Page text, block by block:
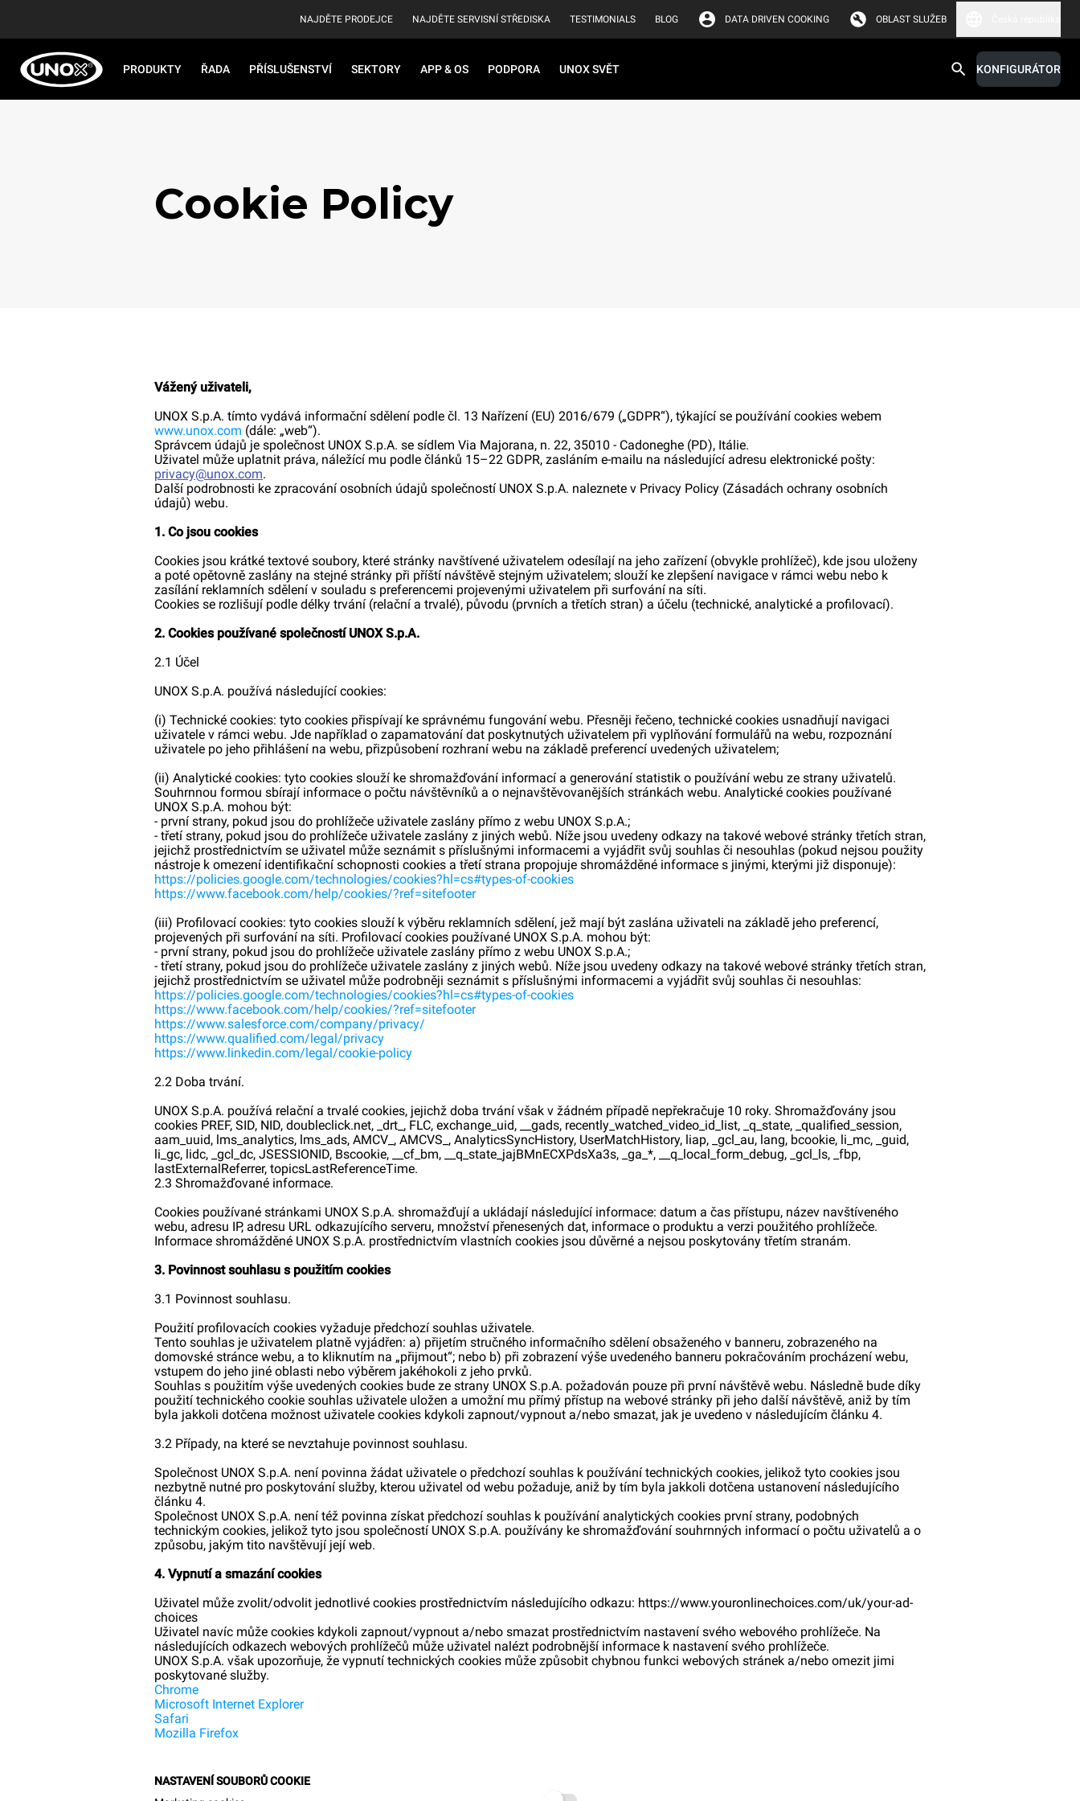
NAJDĚTE PRODEJCE NAJDĚTE SERVISNÍ STŘEDISKA TESTIMONIALS BLOG DATA DRIVEN COOKING OBLAST SLUŽEB
PRODUKTY ŘADA PŘÍSLUŠENSTVÍ SEKTORY APP & OS PODPORA UNOX SVĚT KONFIGURÁTOR
Cookie Policy
Vážený uživateli,
UNOX S.p.A. tímto vydává informační sdělení podle čl. 13 Nařízení (EU) 2016/679 („GDPR“), týkající se používání cookies webem
www.unox.com (dále: „web“).
Správcem údajů je společnost UNOX S.p.A. se sídlem Via Majorana, n. 22, 35010 - Cadoneghe (PD), Itálie.
Uživatel může uplatnit práva, náležící mu podle článků 15–22 GDPR, zasláním e-mailu na následující adresu elektronické pošty:
privacy@unox.com.
Další podrobnosti ke zpracování osobních údajů společností UNOX S.p.A. naleznete v Privacy Policy (Zásadách ochrany osobních
údajů) webu.
1. Co jsou cookies
Cookies jsou krátké textové soubory, které stránky navštívené uživatelem odesílají na jeho zařízení (obvykle prohlížeč), kde jsou uloženy
a poté opětovně zaslány na stejné stránky při příští návštěvě stejným uživatelem; slouží ke zlepšení navigace v rámci webu nebo k
zasílání reklamních sdělení v souladu s preferencemi projevenými uživatelem při surfování na síti.
Cookies se rozlišují podle délky trvání (relační a trvalé), původu (prvních a třetích stran) a účelu (technické, analytické a profilovací).
2. Cookies používané společností UNOX S.p.A.
2.1 Účel
UNOX S.p.A. používá následující cookies:
(i) Technické cookies: tyto cookies přispívají ke správnému fungování webu. Přesněji řečeno, technické cookies usnadňují navigaci
uživatele v rámci webu. Jde například o zapamatování dat poskytnutých uživatelem při vyplňování formulářů na webu, rozpoznání
uživatele po jeho přihlášení na webu, přizpůsobení rozhraní webu na základě preferencí uvedených uživatelem;
(ii) Analytické cookies: tyto cookies slouží ke shromažďování informací a generování statistik o používání webu ze strany uživatelů.
Souhrnnou formou sbírají informace o počtu návštěvníků a o nejnavštěvovanějších stránkách webu. Analytické cookies používané
UNOX S.p.A. mohou být:
- první strany, pokud jsou do prohlížeče uživatele zaslány přímo z webu UNOX S.p.A.;
- třetí strany, pokud jsou do prohlížeče uživatele zaslány z jiných webů. Níže jsou uvedeny odkazy na takové webové stránky třetích stran,
jejichž prostřednictvím se uživatel může seznámit s příslušnými informacemi a vyjádřit svůj souhlas či nesouhlas (pokud nejsou použity
nástroje k omezení identifikační schopnosti cookies a třetí strana propojuje shromážděné informace s jinými, kterými již disponuje):
https://policies.google.com/technologies/cookies?hl=cs#types-of-cookies
https://www.facebook.com/help/cookies/?ref=sitefooter
(iii) Profilovací cookies: tyto cookies slouží k výběru reklamních sdělení, jež mají být zaslána uživateli na základě jeho preferencí,
projevených při surfování na síti. Profilovací cookies používané UNOX S.p.A. mohou být:
- první strany, pokud jsou do prohlížeče uživatele zaslány přímo z webu UNOX S.p.A.;
- třetí strany, pokud jsou do prohlížeče uživatele zaslány z jiných webů. Níže jsou uvedeny odkazy na takové webové stránky třetích stran,
jejichž prostřednictvím se uživatel může podrobněji seznámit s příslušnými informacemi a vyjádřit svůj souhlas či nesouhlas:
https://policies.google.com/technologies/cookies?hl=cs#types-of-cookies
https://www.facebook.com/help/cookies/?ref=sitefooter
https://www.salesforce.com/company/privacy/
https://www.qualified.com/legal/privacy
https://www.linkedin.com/legal/cookie-policy
2.2 Doba trvání.
UNOX S.p.A. používá relační a trvalé cookies, jejichž doba trvání však v žádném případě nepřekračuje 10 roky. Shromažďovány jsou
cookies PREF, SID, NID, doubleclick.net, _drt_, FLC, exchange_uid, __gads, recently_watched_video_id_list, _q_state, _qualified_session,
aam_uuid, lms_analytics, lms_ads, AMCV_, AMCVS_, AnalyticsSyncHistory, UserMatchHistory, liap, _gcl_au, lang, bcookie, li_mc, _guid,
li_gc, lidc, _gcl_dc, JSESSIONID, Bscookie, __cf_bm, __q_state_jajBMnECXPdsXa3s, _ga_*, __q_local_form_debug, _gcl_ls, _fbp,
lastExternalReferrer, topicsLastReferenceTime.
2.3 Shromažďované informace.
Cookies používané stránkami UNOX S.p.A. shromažďují a ukládají následující informace: datum a čas přístupu, název navštíveného
webu, adresu IP, adresu URL odkazujícího serveru, množství přenesených dat, informace o produktu a verzi použitého prohlížeče.
Informace shromážděné UNOX S.p.A. prostřednictvím vlastních cookies jsou důvěrné a nejsou poskytovány třetím stranám.
3. Povinnost souhlasu s použitím cookies
3.1 Povinnost souhlasu.
Použití profilovacích cookies vyžaduje předchozí souhlas uživatele.
Tento souhlas je uživatelem platně vyjádřen: a) přijetím stručného informačního sdělení obsaženého v banneru, zobrazeného na
domovské stránce webu, a to kliknutím na „přijmout“; nebo b) při zobrazení výše uvedeného banneru pokračováním procházení webu,
vstupem do jeho jiné oblasti nebo výběrem jakéhokoli z jeho prvků.
Souhlas s použitím výše uvedených cookies bude ze strany UNOX S.p.A. požadován pouze při první návštěvě webu. Následně bude díky
použití technického cookie souhlas uživatele uložen a umožní mu přímý přístup na webové stránky při jeho další návštěvě, aniž by tím
byla jakkoli dotčena možnost uživatele cookies kdykoli zapnout/vypnout a/nebo smazat, jak je uvedeno v následujícím článku 4.
3.2 Případy, na které se nevztahuje povinnost souhlasu.
Společnost UNOX S.p.A. není povinna žádat uživatele o předchozí souhlas k používání technických cookies, jelikož tyto cookies jsou
nezbytně nutné pro poskytování služby, kterou uživatel od webu požaduje, aniž by tím byla jakkoli dotčena ustanovení následujícího
článku 4.
Společnost UNOX S.p.A. není též povinna získat předchozí souhlas k používání analytických cookies první strany, podobných
technickým cookies, jelikož tyto jsou společností UNOX S.p.A. používány ke shromažďování souhrnných informací o počtu uživatelů a o
způsobu, jakým tito navštěvují její web.
4. Vypnutí a smazání cookies
Uživatel může zvolit/odvolit jednotlivé cookies prostřednictvím následujícího odkazu: https://www.youronlinechoices.com/uk/your-ad-
choices
Uživatel navíc může cookies kdykoli zapnout/vypnout a/nebo smazat prostřednictvím nastavení svého webového prohlížeče. Na
následujících odkazech webových prohlížečů může uživatel nalézt podrobnější informace k nastavení svého prohlížeče.
UNOX S.p.A. však upozorňuje, že vypnutí technických cookies může způsobit chybnou funkci webových stránek a/nebo omezit jimi
poskytované služby.
Chrome
Microsoft Internet Explorer
Safari
Mozilla Firefox
NASTAVENÍ SOUBORŮ COOKIE